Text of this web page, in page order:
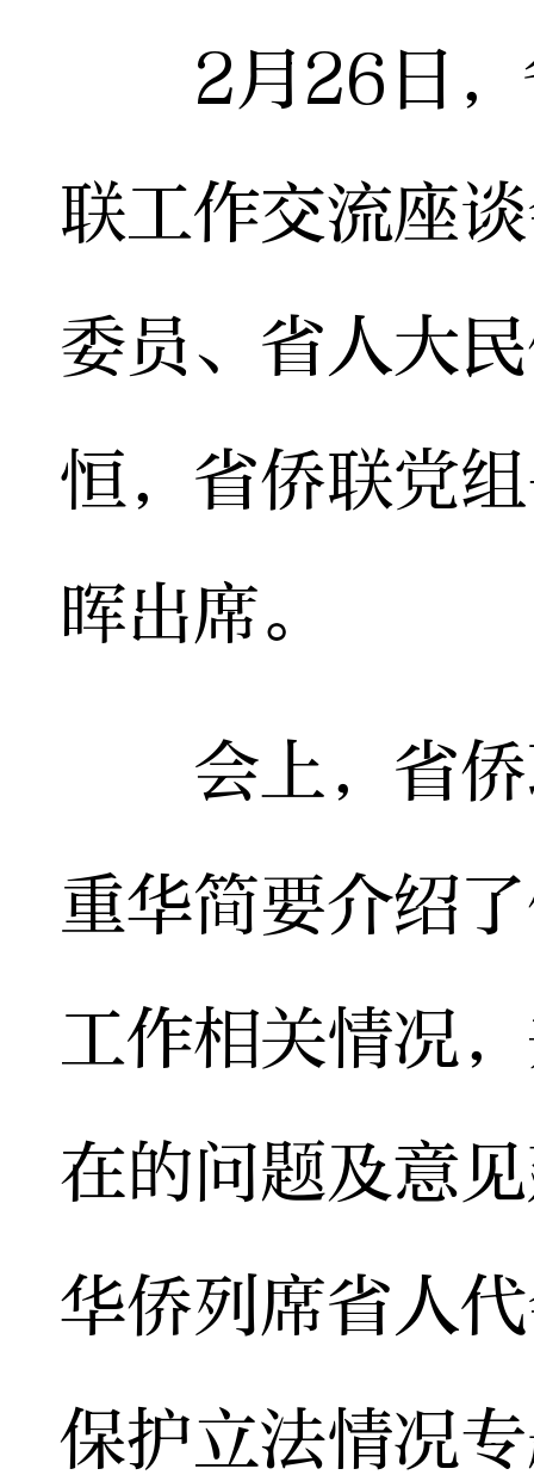
2月26日，
联工作交流座
委员、省人大
恒，省侨联党
晖出席。
会上，省侨
重华简要介绍
工作相关情况
在的问题及意
华侨列席省人
保护立法情况